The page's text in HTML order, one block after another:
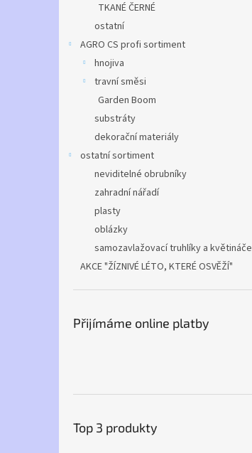
TKANÉ ČERNÉ
ostatní
AGRO CS profi sortiment
hnojiva
travní směsi
Garden Boom
substráty
dekorační materiály
ostatní sortiment
neviditelné obrubníky
zahradní nářadí
plasty
oblázky
samozavlažovací truhlíky a květináče
AKCE "ŽÍZNIVÉ LÉTO, KTERÉ OSVĚŽÍ"
Přijímáme online platby
Top 3 produkty